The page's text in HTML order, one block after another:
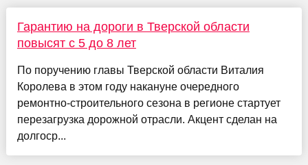
Гарантию на дороги в Тверской области
повысят с 5 до 8 лет
По поручению главы Тверской области Виталия
Королева в этом году накануне очередного
ремонтно-строительного сезона в регионе стартует
перезагрузка дорожной отрасли. Акцент сделан на
долгоср...